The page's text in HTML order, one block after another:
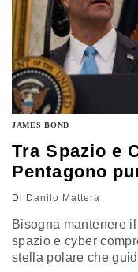
JAMES BOND
Tra Spazio e
Pentagono
Di Danilo Mattera
Bisogna mantenere
spazio e cyber
stella polare che